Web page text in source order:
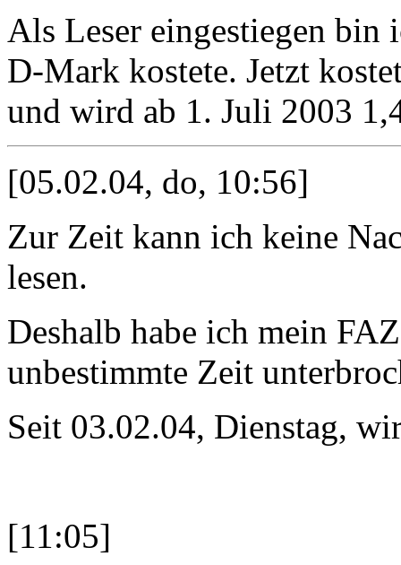
Als Leser eingestiegen bin
D-Mark kostete. Jetzt
und wird ab 1. Juli 2003
[05.02.04, do, 10:56]
Zur Zeit kann ich keine
lesen.
Deshalb habe ich mein
unbestimmte Zeit
Seit 03.02.04, Dienstag,
[11:05]